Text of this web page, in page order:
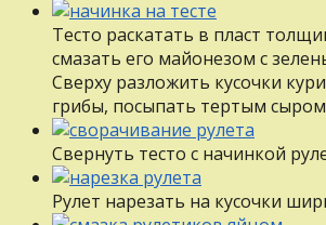
Тесто раскатать в пласт
смазать его майонезом с
Сверху разложить кусочки
грибы, посыпать тертым сыром
Свернуть тесто с начинкой
Рулет нарезать на кусочки